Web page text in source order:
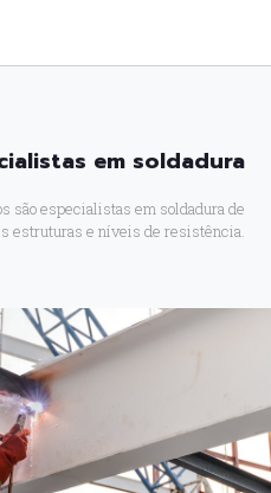
em soldadura
são especialistas em soldadura de
estruturas e níveis de resistência.